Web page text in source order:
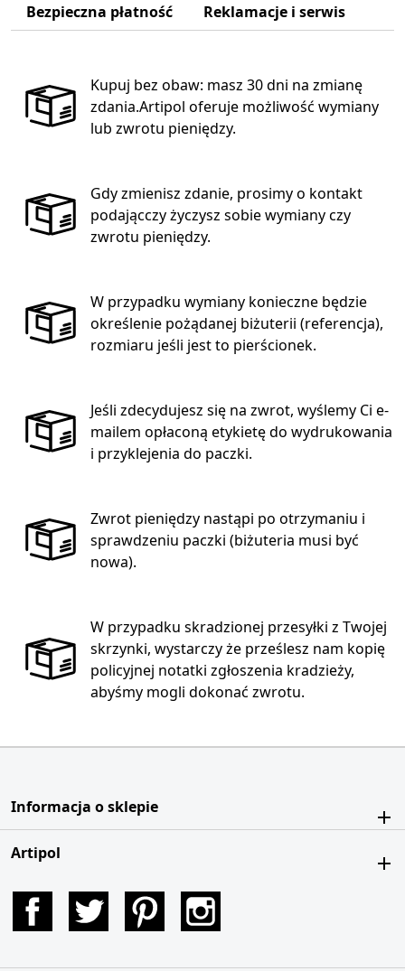
Bezpieczna płatność
Reklamacje i serwis
Kupuj bez obaw: masz 30 dni na zmianę
zdania.Artipol oferuje możliwość wymiany
lub zwrotu pieniędzy.
Gdy zmienisz zdanie, prosimy o kontakt
podającczy życzysz sobie wymiany czy
zwrotu pieniędzy.
W przypadku wymiany konieczne będzie
określenie pożądanej biżuterii (referencja),
rozmiaru jeśli jest to pierścionek.
Jeśli zdecydujesz się na zwrot, wyślemy Ci e-
mailem opłaconą etykietę do wydrukowania
i przyklejenia do paczki.
Zwrot pieniędzy nastąpi po otrzymaniu i
sprawdzeniu paczki (biżuteria musi być
nowa).
W przypadku skradzionej przesyłki z Twojej
skrzynki, wystarczy że prześlesz nam kopię
policyjnej notatki zgłoszenia kradzieży,
abyśmy mogli dokonać zwrotu.
Informacja o sklepie
Artipol
Facebook Twitter Pinterest